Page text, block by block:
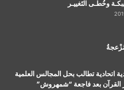
وخُطـى التَغييـر
اتحادية تطالب بحل المجالس العلمية
القرآن بعد فاجعة “شمهروش”